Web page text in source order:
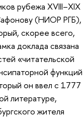
рубежа XVIII–XIX
(НИОР РГБ),
скорее всего,
доклада связана
«читательской
функций
он ввел с 1777
литературе,
жителя